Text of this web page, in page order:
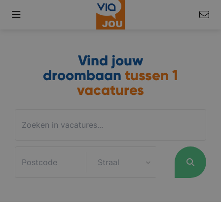
Vind jouw
droombaan tussen 1
vacatures